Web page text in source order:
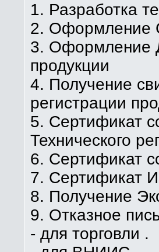
1. Разработка
2. Оформление
3. Оформление
продукции
4. Получение
регистрации
5. Сертификат
Технического
6. Сертификат
7. Сертификат
8. Получение
9. Отказное
- для торговли .